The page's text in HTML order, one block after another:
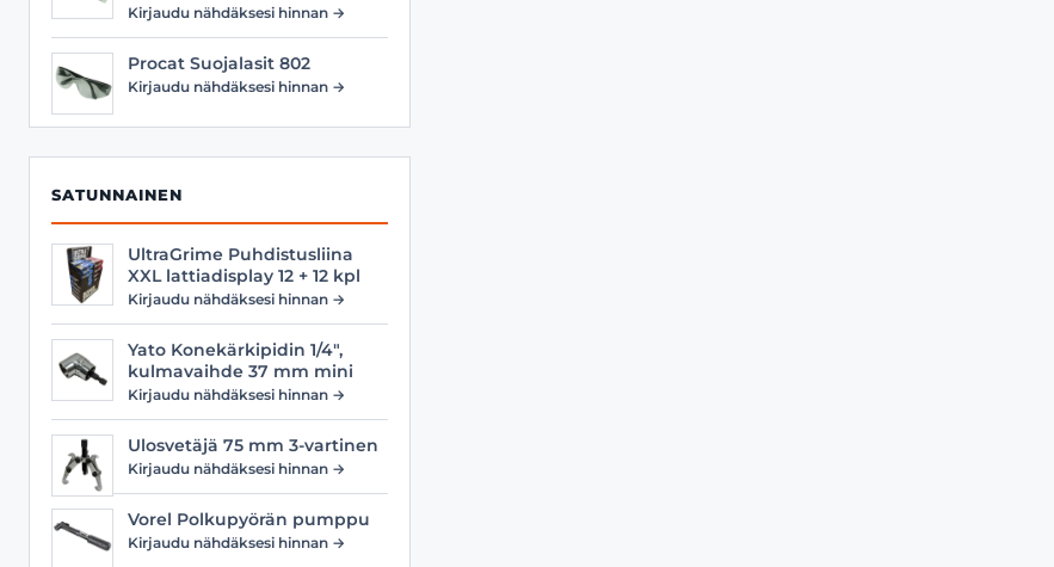
Kirjaudu nähdäksesi hinnan →
Procat Suojalasit 802
Kirjaudu nähdäksesi hinnan →
SATUNNAINEN
UltraGrime Puhdistusliina
XXL lattiadisplay 12 + 12 kpl
Kirjaudu nähdäksesi hinnan →
Yato Konekärkipidin 1/4",
kulmavaihde 37 mm mini
Kirjaudu nähdäksesi hinnan →
Ulosvetäjä 75 mm 3-vartinen
Kirjaudu nähdäksesi hinnan →
Vorel Polkupyörän pumppu
Kirjaudu nähdäksesi hinnan →